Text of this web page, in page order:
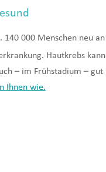
140 000 Menschen neu
Hautkrebs
– im Frühstadium – gut
Ihnen wie.